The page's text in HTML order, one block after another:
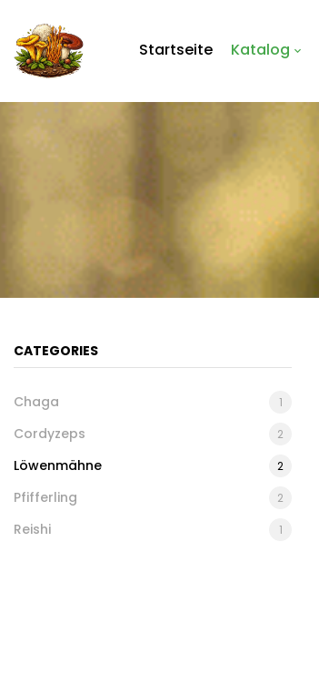
Startseite Katalog
CATEGORIES
Chaga 1
Cordyzeps 2
Löwenmähne 2
Pfifferling 2
Reishi 1